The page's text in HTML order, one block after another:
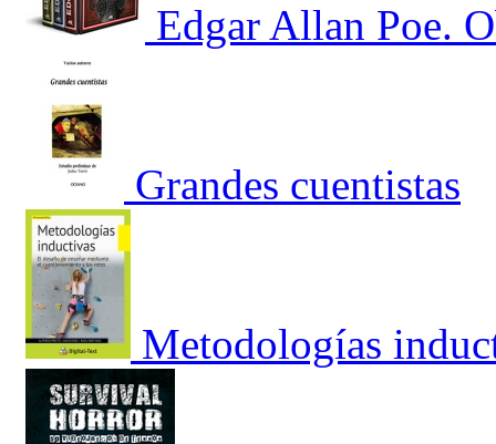
Edgar Allan Poe.
Grandes cuentistas
Metodologías